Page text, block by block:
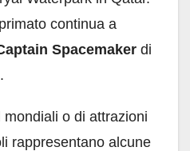
continua a
Spacemaker di
o di attrazioni
rappresentano alcune